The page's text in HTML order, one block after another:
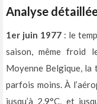
Analyse
1er juin 1977: le
saison, même froid
Moyenne Belgique, la
parfois moins. À
jusqu’à 2,9°C, et